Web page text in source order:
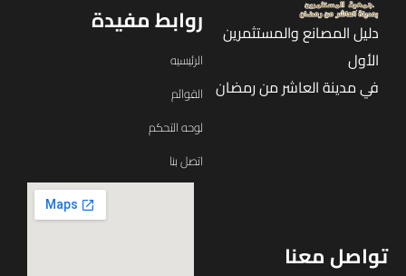
دليل المصانع والمستثمرين
الأول
في مدينة العاشر من رمضان
روابط مفيدة
الرئيسيه
القوائم
لوحه التحكم
اتصل بنا
تواصل معنا